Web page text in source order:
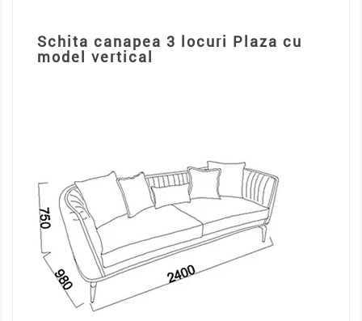
Schita canapea 3 locuri Plaza cu
model vertical